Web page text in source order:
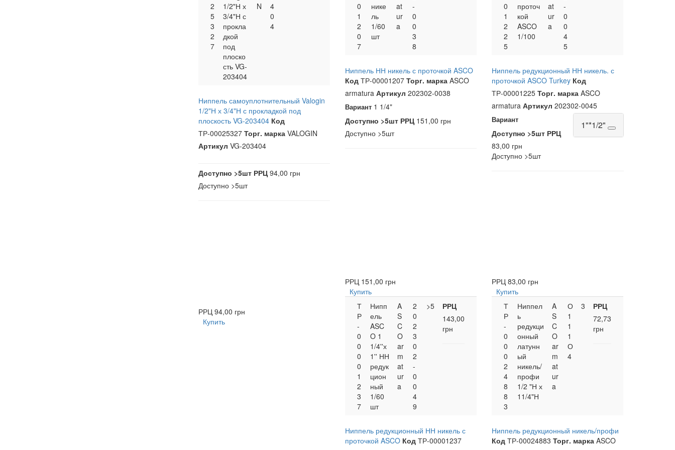
2
5
3
2
7
1/2"Н х
3/4"Н с
прокла
дкой
под
плоско
сть VG-
203404
N
4
0
4
Ниппель самоуплотнительный Valogin
1/2"Н х 3/4"Н с прокладкой под
плоскость VG-203404 Код
ТР-00025327 Торг. маркаVALOGIN
Артикул VG-203404
Доступно >5шт РРЦ94,00 грн
Доступно >5шт
РРЦ 94,00 грн
Купить
0
1
2
0
7
нике
ль
1/60
шт
at
ur
a
-
0
0
3
8
Ниппель НН никель с проточкой ASCO
КодТР-00001207 Торг. маркаASCO
armatura Артикул 202302-0038
Вариант 1 1/4"
Доступно >5шт РРЦ151,00 грн
Доступно >5шт
РРЦ 151,00 грн
Купить
0
1
2
2
5
проточ
кой
ASCO
1/100
at
ur
a
-
0
0
4
5
Ниппель редукционный НН никель. с
проточкой ASCO Turkey Код
ТР-00001225Торг. марка ASCO
armaturaАртикул 202302-0045
Вариант 1"*1/2"
Доступно >5шт РРЦ
83,00 грн
Доступно >5шт
РРЦ 83,00 грн
Купить
Т
Р
-
0
0
0
0
1
2
3
7
Нипп
ель
ASC
O 1
1/4''х
1'' НН
редук
цион
ный
1/60
шт
A
S
C
O
ar
m
at
ur
a
2
0
2
3
0
2
-
0
0
4
9
>5
РРЦ
143,00
грн
Ниппель редукционный НН никель с
проточкой ASCO КодТР-00001237
Т
Р
-
0
0
0
2
4
8
8
3
Ниппел
ь
редукци
онный
латунн
ый
никель/
профи
1/2 "Н х
11/4"Н
A
S
C
O
ar
m
at
ur
a
О
1
1
1
О
4
3
РРЦ
72,73
грн
Ниппель редукционный никель/профи
Код ТР-00024883Торг. марка ASCO